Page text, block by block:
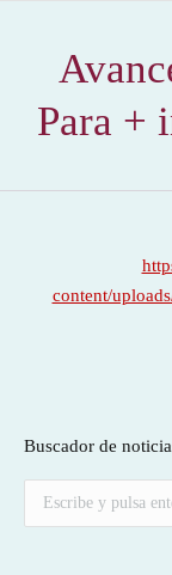
Para
content/
Buscador de